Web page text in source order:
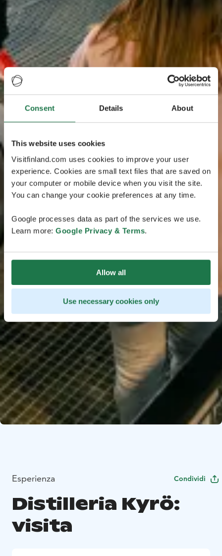
Consent Details About
This website uses cookies
Visitfinland.com uses cookies to improve your user
experience. Cookies are small text files that are saved on
your computer or mobile device when you visit the site.
You can change your cookie preferences at any time.
Google processes data as part of the services we use.
Learn more: Google Privacy & Terms.
Allow all
Use necessary cookies only
Esperienza Condividi
Distilleria Kyrö:
visita